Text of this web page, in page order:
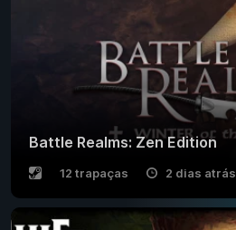
Battle Realms: Zen Edition
12 trapaças 2 dias atrás